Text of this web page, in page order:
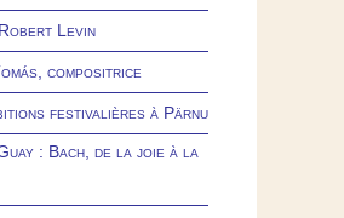
Levin
compositrice
festivalières à Pärnu
: Bach, de la joie à la